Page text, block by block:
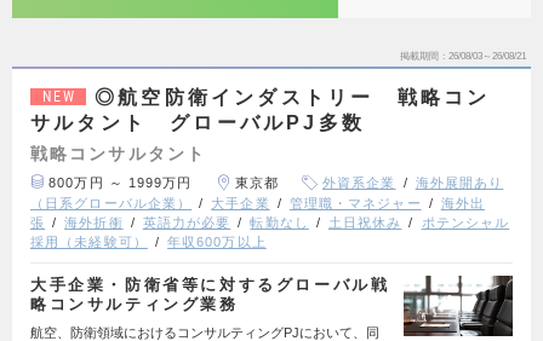
掲載期間 26/08/03～26/08/21
NEW
◎航空防衛インダストリー 戦略コン
サルタント グローバルPJ多数
戦略コンサルタント
800万円 ～ 1999万円 東京都 外資系企業
海外展開あり
（日系グローバル企業）
大手企業 管理職・マネジャー
海外出
張
海外折衝 英語力が必要 転勤なし 土日祝休み
ポテンシャル
採用（未経験可）
年収600万以上
大手企業・防衛省等に対するグローバル戦
略コンサルティング業務
航空、防衛領域におけるコンサルティングPJにおいて、同